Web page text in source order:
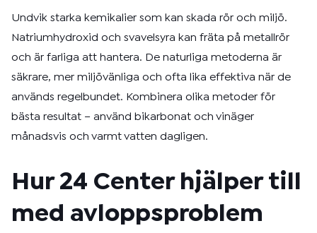
Undvik starka kemikalier som kan skada rör och miljö.
Natriumhydroxid och svavelsyra kan fräta på metallrör
och är farliga att hantera. De naturliga metoderna är
säkrare, mer miljövänliga och ofta lika effektiva när de
används regelbundet. Kombinera olika metoder för
bästa resultat – använd bikarbonat och vinäger
månadsvis och varmt vatten dagligen.
Hur 24 Center hjälper till
med avloppsproblem